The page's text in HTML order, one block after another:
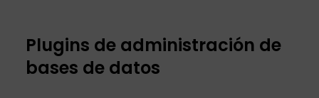
Plugins de administración de
bases de datos